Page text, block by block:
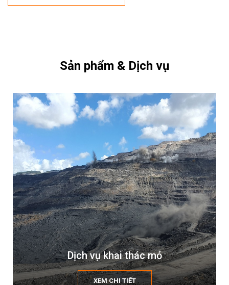
Sản phẩm & Dịch vụ
Dịch vụ khai thác mỏ
XEM CHI TIẾT